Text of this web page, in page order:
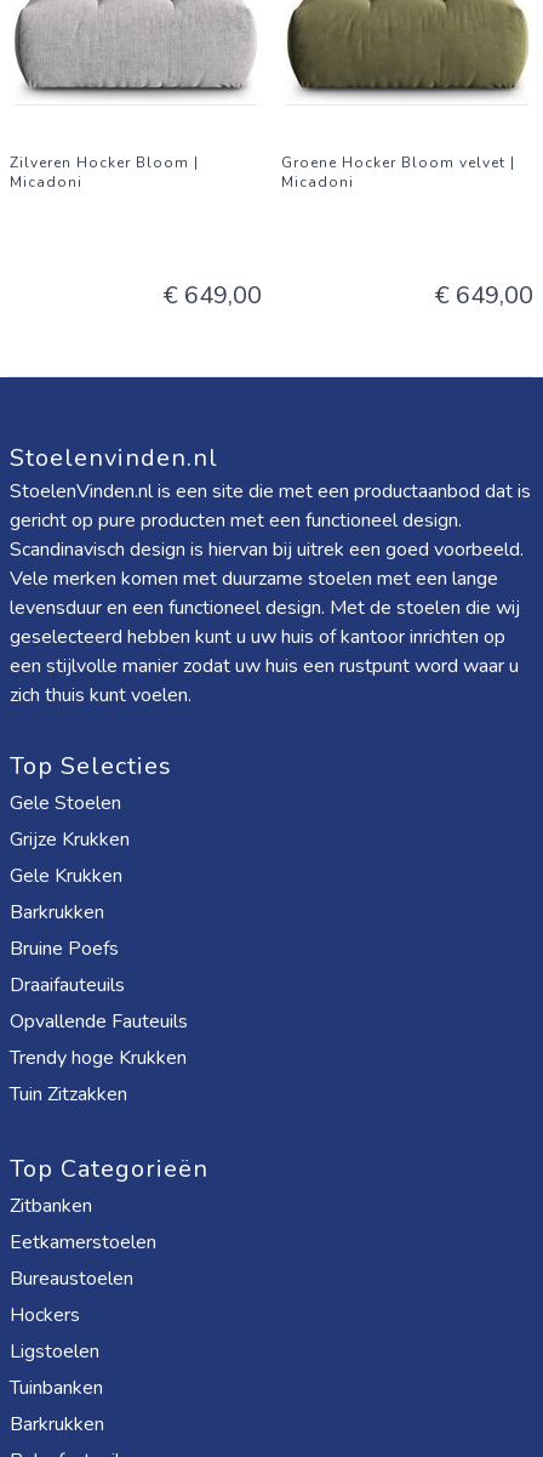
Zilveren Hocker Bloom |
Micadoni
€ 649,00
Groene Hocker Bloom velvet |
Micadoni
€ 649,00
Stoelenvinden.nl
StoelenVinden.nl is een site die met een productaanbod dat is
gericht op pure producten met een functioneel design.
Scandinavisch design is hiervan bij uitrek een goed voorbeeld.
Vele merken komen met duurzame stoelen met een lange
levensduur en een functioneel design. Met de stoelen die wij
geselecteerd hebben kunt u uw huis of kantoor inrichten op
een stijlvolle manier zodat uw huis een rustpunt word waar u
zich thuis kunt voelen.
Top Selecties
Gele Stoelen
Grijze Krukken
Gele Krukken
Barkrukken
Bruine Poefs
Draaifauteuils
Opvallende Fauteuils
Trendy hoge Krukken
Tuin Zitzakken
Top Categorieën
Zitbanken
Eetkamerstoelen
Bureaustoelen
Hockers
Ligstoelen
Tuinbanken
Barkrukken